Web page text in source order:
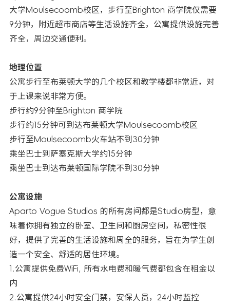
大学Moulsecoomb校区，步行至Brighton 商学院仅需要
9分钟，附近超市商店等生活设施齐全，公寓提供设施完善
齐全，周边交通便利。
地理位置
公寓步行至布莱顿大学的几个校区和教学楼都非常近，对
于上课来说非常方便。
步行约9分钟至Brighton 商学院
步行约15分钟可到达布莱顿大学Moulsecoomb校区
步行至Moulsecoomb火车站不到30分钟
乘坐巴士到萨塞克斯大学约15分钟
乘坐巴士到达布莱顿国际学院不到30分钟
公寓设施
Aparto Vogue Studios 的所有房间都是Studio房型，意
味着你拥有独立的卧室、卫生间和厨房空间，私密性很
好，提供了完善的生活设施和周全的服务，旨在为学生创
造一个安全、舒适的居住环境。
1.公寓提供免费WiFi, 所有水电费和暖气费都包含在租金以
内
2.公寓提供24小时安全门禁，安保人员，24小时监控